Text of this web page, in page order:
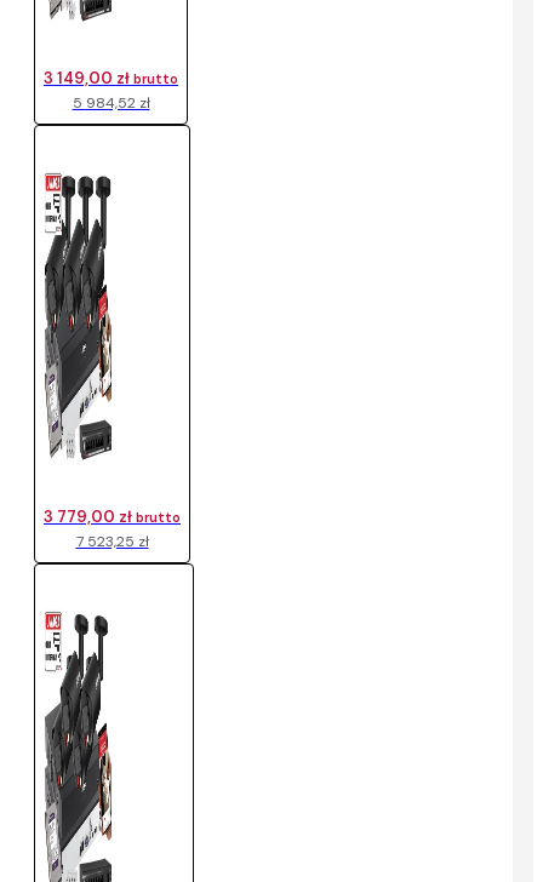
5 984,52 zł
3 149,00 zł brutto
7 523,25 zł
3 779,00 zł brutto